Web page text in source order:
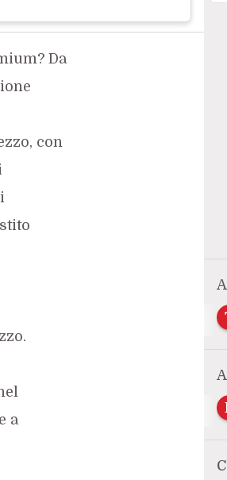
Da
con
a